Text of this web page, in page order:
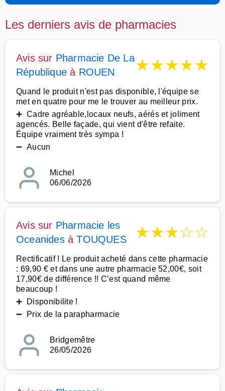
Les derniers avis de pharmacies
Avis sur Pharmacie De La
République à ROUEN ★★★★★
Quand le produit n'est pas disponible, l'équipe se
met en quatre pour me le trouver au meilleur prix.
➕ Cadre agréable,locaux neufs, aérés et joliment
agencés. Belle façade, qui vient d'être refaite.
Équipe vraiment très sympa !
➖ Aucun
Michel
06/06/2026
Avis sur Pharmacie les
OceanidesàTOUQUES ★★★☆☆
Rectificatif ! Le produit acheté dans cette pharmacie
: 69,90 € et dans une autre pharmacie 52,00€, soit
17,90€ de différence !! C’est quand même
beaucoup !
➕ Disponibilite !
➖ Prix de la parapharmacie
Bridgemêtre
26/05/2026